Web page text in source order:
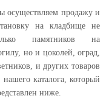
осуществляем продажу и
на кладбище не
памятников на
но и цоколей, оград,
и других товаров
нашего каталога, который
ниже.